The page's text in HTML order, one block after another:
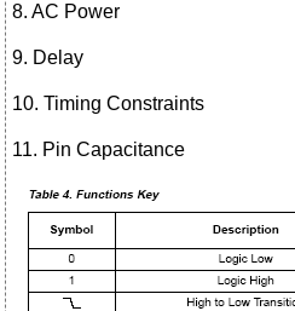
8. AC Power
9. Delay
10. Timing Constraints
11. Pin Capacitance